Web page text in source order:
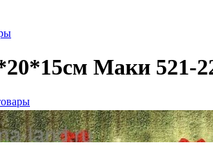
Маки 521-